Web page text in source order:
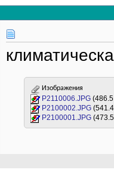
Изображения
P2110006.JPG
P2100002.JPG
P2100001.JPG